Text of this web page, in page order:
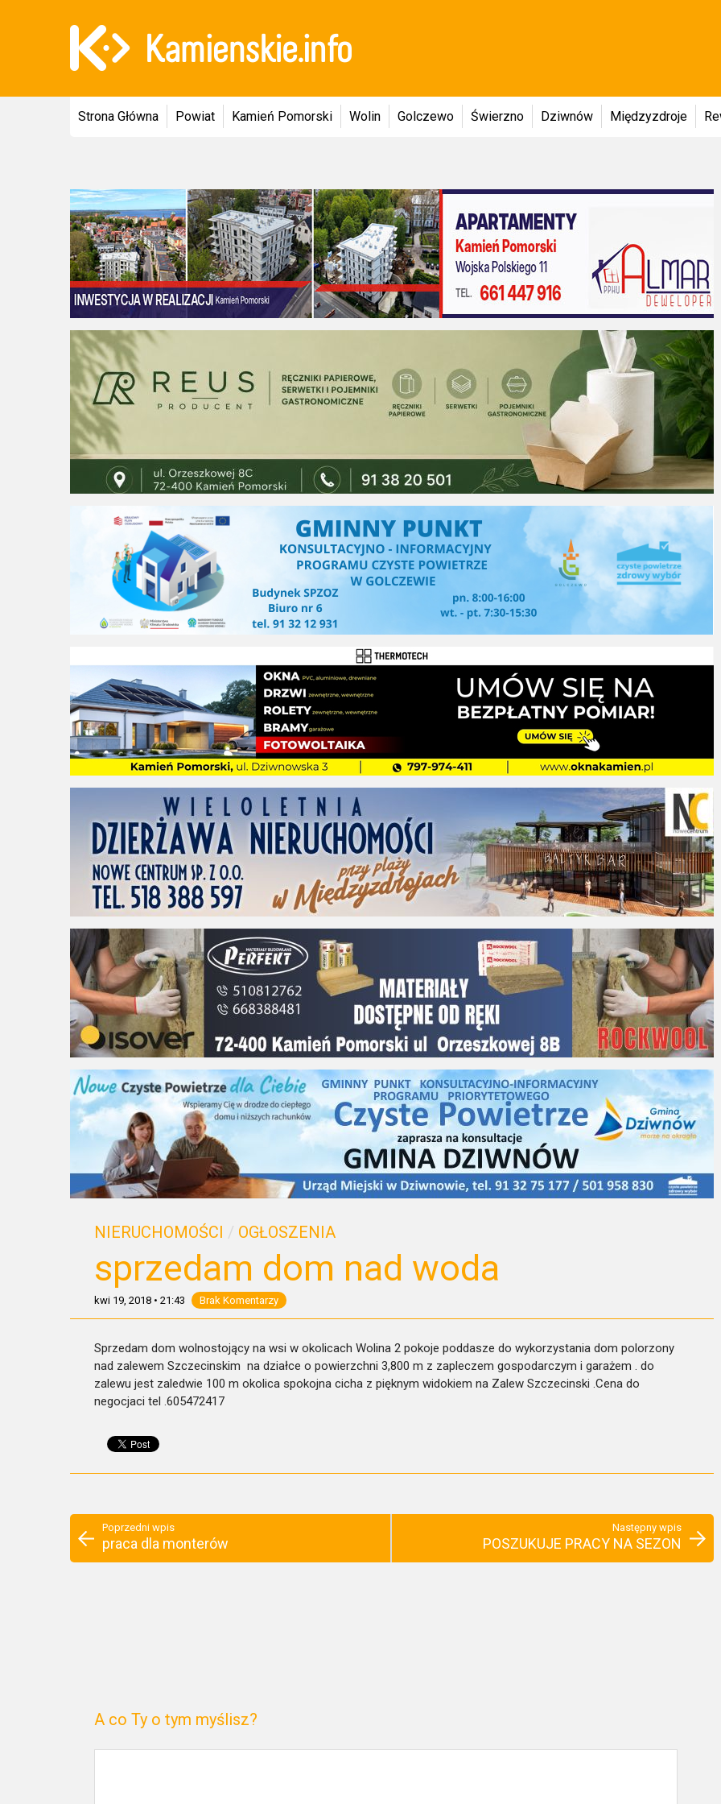
Strona Główna Powiat Kamień Pomorski Wolin Golczewo Świerzno Dziwnów Międzyzdroje
NIERUCHOMOŚCI / OGŁOSZENIA
sprzedam dom nad woda
kwi 19, 2018 • 21:43 Brak Komentarzy
Sprzedam dom wolnostojący na wsi w okolicach Wolina 2 pokoje poddasze do wykorzystania dom polorzony
nad zalewem Szczecinskim na działce o powierzchni 3,800 m z zapleczem gospodarczym i garażem . do
zalewu jest zaledwie 100 m okolica spokojna cicha z pięknym widokiem na Zalew Szczecinski .Cena do
negocjaci tel .605472417
Poprzedni wpis
praca dla monterów
Następny wpis
POSZUKUJE PRACY NA SEZON
A co Ty o tym myślisz?